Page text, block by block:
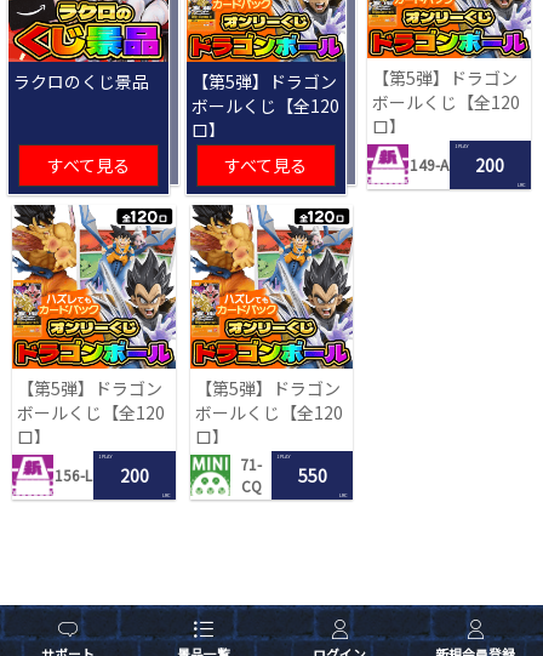
ラクロのくじ景品
すべて見る
【第5弾】ドラゴン
ボールくじ【全120
口】
すべて見る
【第5弾】ドラゴン
ボールくじ【全120
口】
149-A
1 PLAY
200
LRC
【第5弾】ドラゴン
ボールくじ【全120
口】
156-L
1 PLAY
200
LRC
【第5弾】ドラゴン
ボールくじ【全120
口】
71-
CQ
1 PLAY
550
LRC